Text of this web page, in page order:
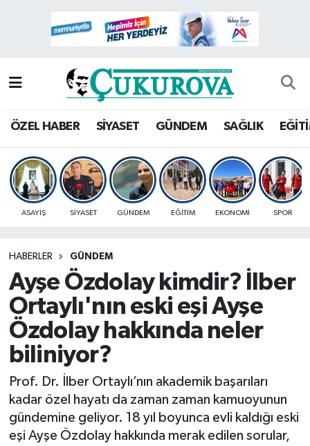
ÖZEL HABER SİYASET GÜNDEM SAĞLIK
ASAYİŞ SİYASET GÜNDEM EĞİTİM EKONOMİ SPOR
HABERLER GÜNDEM
Ayşe Özdolay kimdir? İlber
Ortaylı'nın eski eşi Ayşe
Özdolay hakkında neler
biliniyor?
Prof. Dr. İlber Ortaylı’nın akademik başarıları
kadar özel hayatı da zaman zaman kamuoyunun
gündemine geliyor. 18 yıl boyunca evli kaldığı eski
eşi Ayşe Özdolay hakkında merak edilen sorular,
Mersin Hava Durumu
Mersin Namaz Vakitleri
Mersin Trafik Yoğunluk Haritası
Süper Lig Puan Durumu ve Fikstür
Haber Arşivi